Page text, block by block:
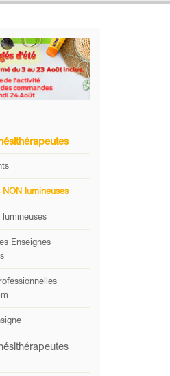
NON lumineuses
lumineuses
Enseignes